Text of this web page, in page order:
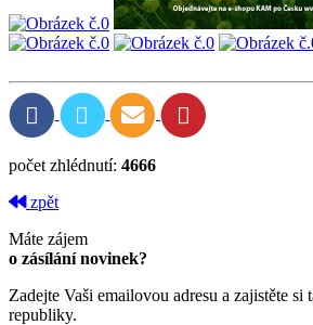
počet zhlédnutí: 4666
zpět
Máte zájem
o zásílání novinek?
Zadejte Vaši emailovou adresu a zajistěte si
republiky.